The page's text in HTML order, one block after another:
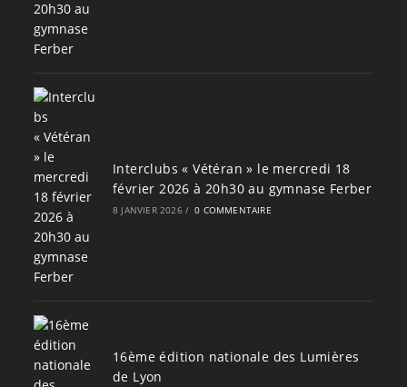
Interclubs « Vétéran » le mercredi 18
février 2026 à 20h30 au gymnase Ferber
8 JANVIER 2026 / 0 COMMENTAIRE
16ème édition nationale des Lumières
de Lyon